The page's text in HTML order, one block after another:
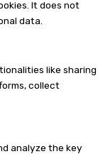
It does not
data.
like sharing
collect
analyze the key